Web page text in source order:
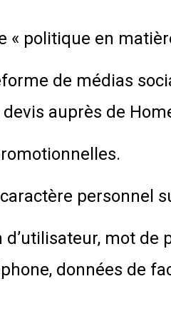
politique en
de médias
auprès de
personnel
mot de
données de